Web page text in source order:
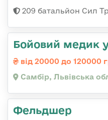
209 батальйон Сил
Бойовий медик
від 20000 до 120000
Самбір, Львівська
Фельдшер